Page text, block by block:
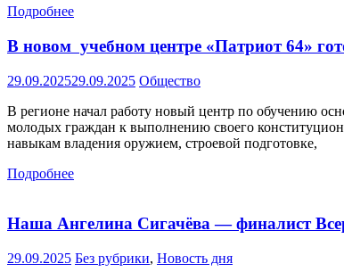
Подробнее
В новом учебном центре «Патриот 64»
29.09.202529.09.2025 Общество
В регионе начал работу новый центр по обучению
молодых граждан к выполнению своего
навыкам владения оружием, строевой подготовке,
Подробнее
Наша Ангелина Сигачёва — финалист
29.09.2025 Без рубрики, Новость дня